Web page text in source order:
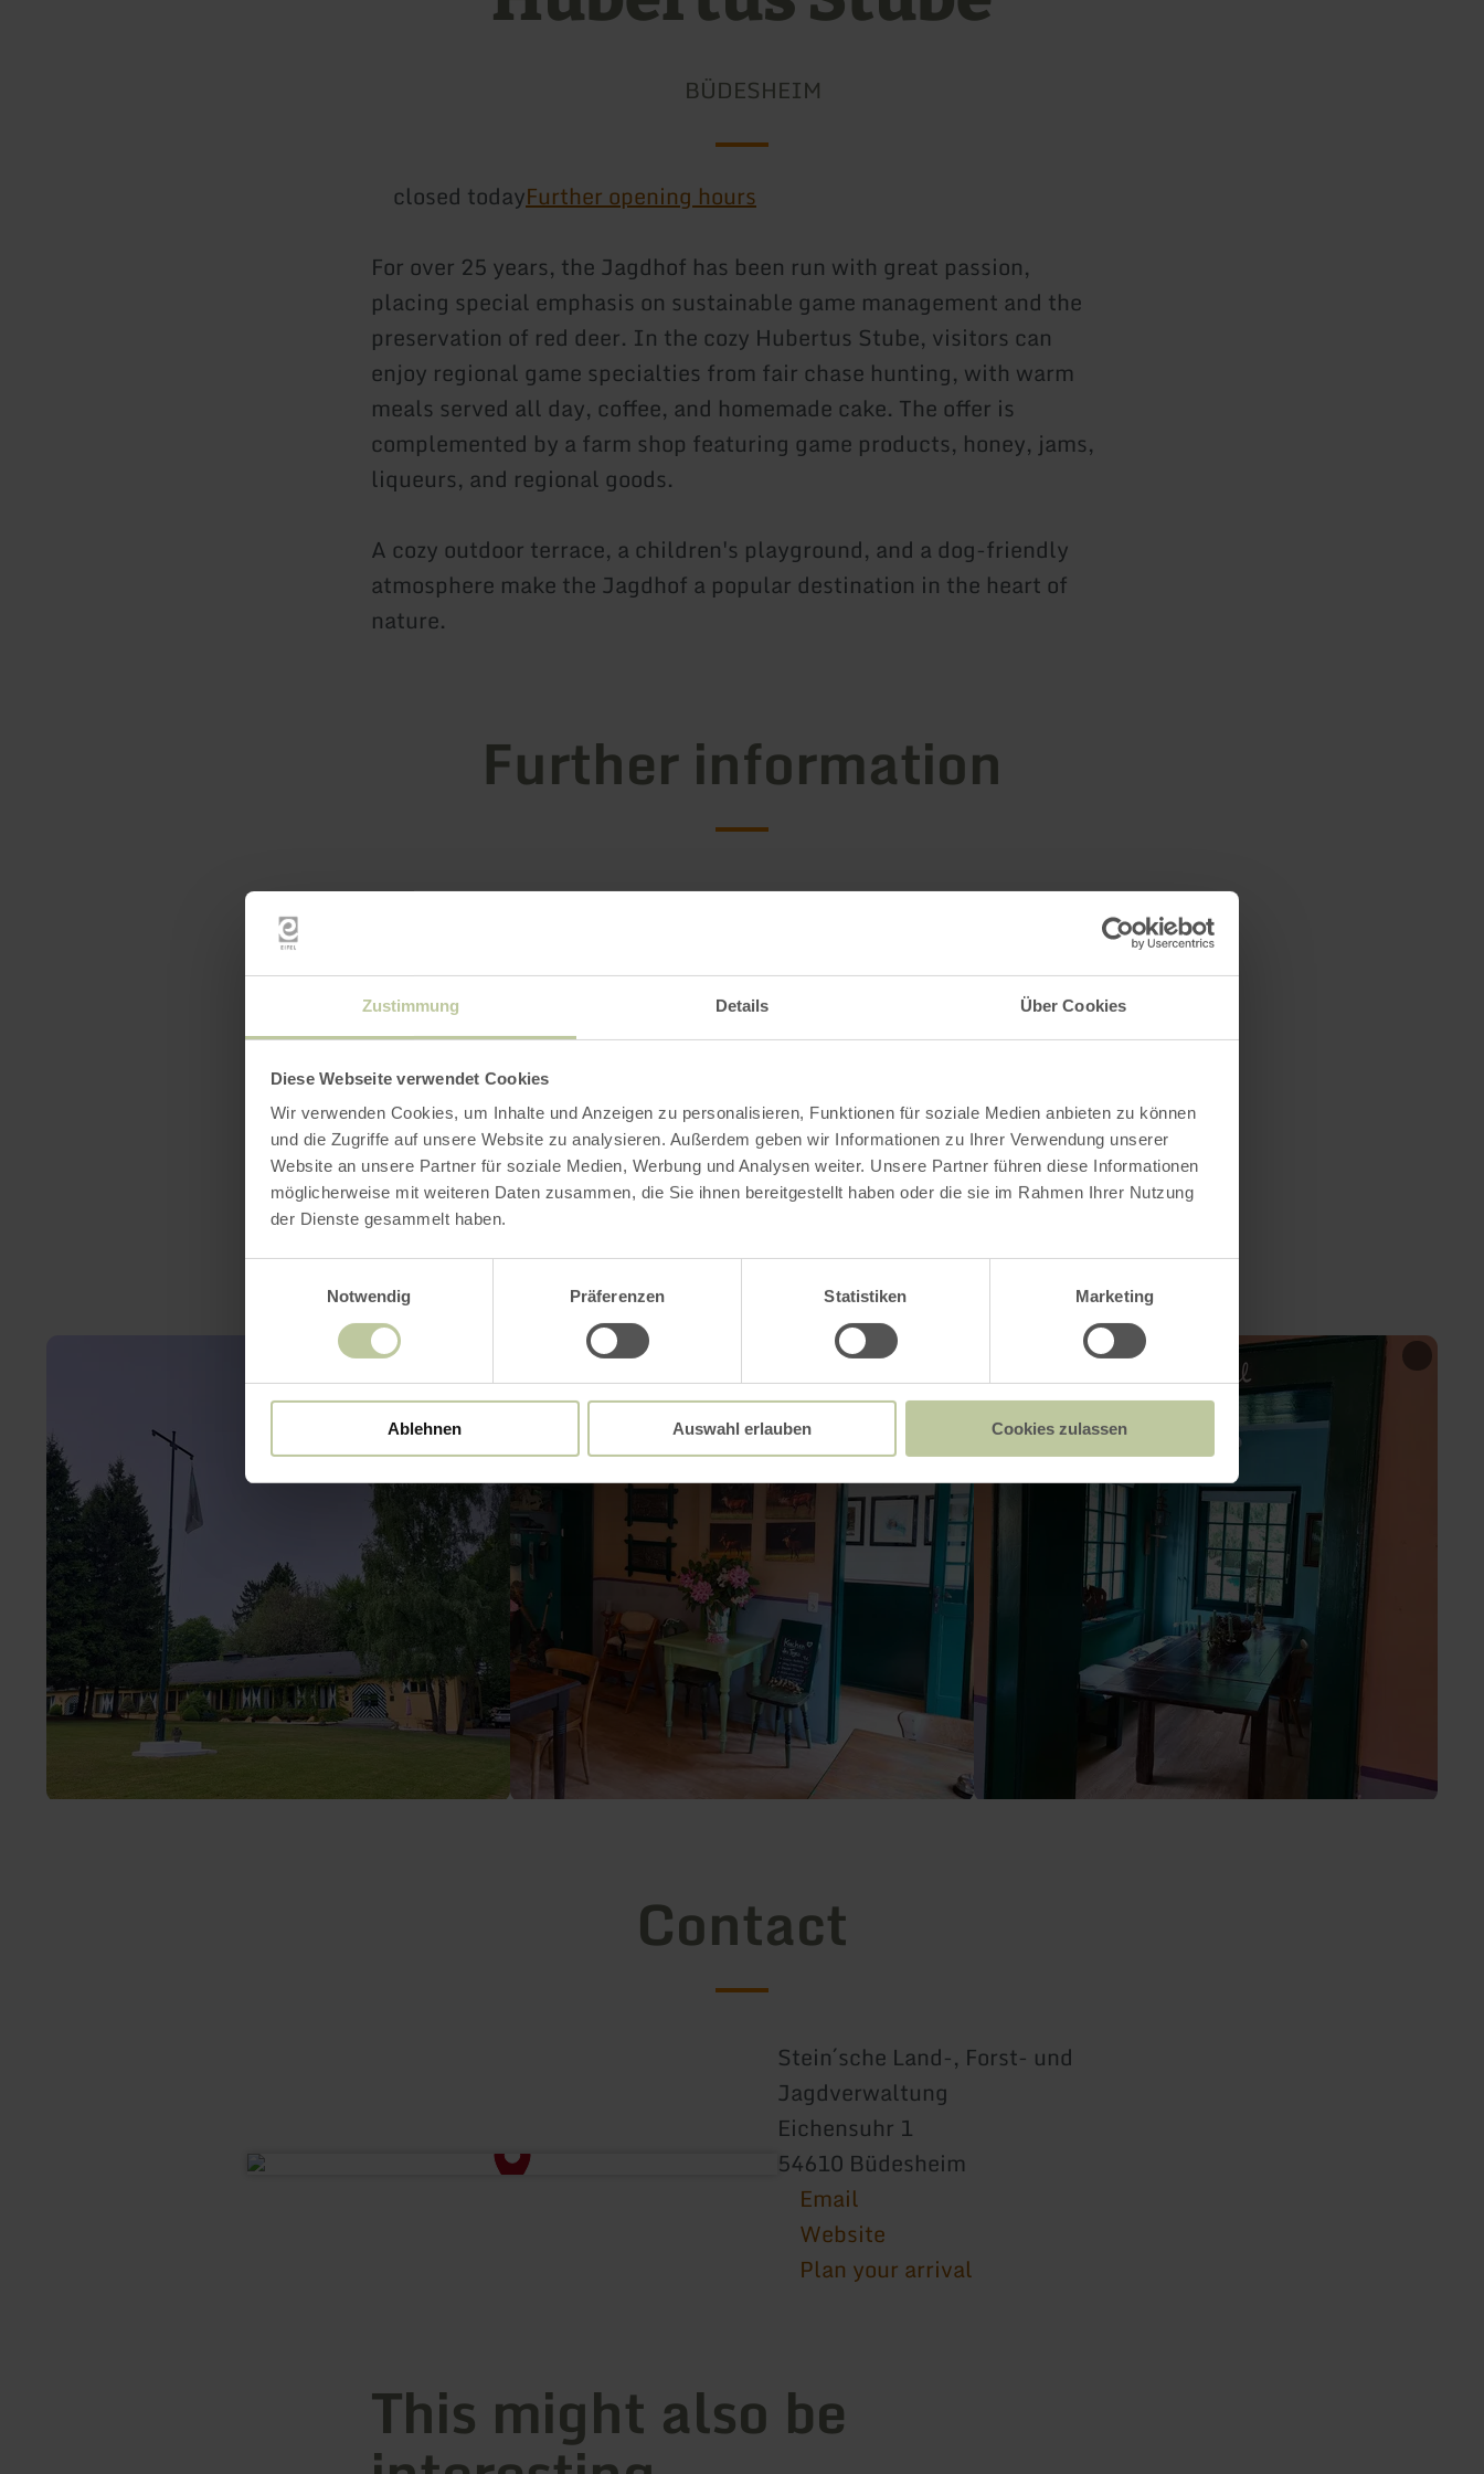
Zustimmung Details Über Cookies
Diese Webseite verwendet Cookies
Wir verwenden Cookies, um Inhalte und Anzeigen zu personalisieren, Funktionen für soziale Medien anbieten zu können
und die Zugriffe auf unsere Website zu analysieren. Außerdem geben wir Informationen zu Ihrer Verwendung unserer
Website an unsere Partner für soziale Medien, Werbung und Analysen weiter. Unsere Partner führen diese Informationen
möglicherweise mit weiteren Daten zusammen, die Sie ihnen bereitgestellt haben oder die sie im Rahmen Ihrer Nutzung
der Dienste gesammelt haben.
Notwendig
Präferenzen Statistiken Marketing
Ablehnen Auswahl erlauben Cookies zulassen
BÜDESHEIM
closed todayFurther opening hours
For over 25 years, the Jagdhof has been run with great passion,
placing special emphasis on sustainable game management and the
preservation of red deer. In the cozy Hubertus Stube, visitors can
enjoy regional game specialties from fair chase hunting, with warm
meals served all day, coffee, and homemade cake. The offer is
complemented by a farm shop featuring game products, honey, jams,
liqueurs, and regional goods.
A cozy outdoor terrace, a children's playground, and a dog-friendly
atmosphere make the Jagdhof a popular destination in the heart of
nature.
Further information
Features / Special features
Categories
Impressions
Contact
Stein´sche Land-, Forst- und
Jagdverwaltung
Eichensuhr 1
54610 Büdesheim
Email
Website
Plan your arrival
This might also be